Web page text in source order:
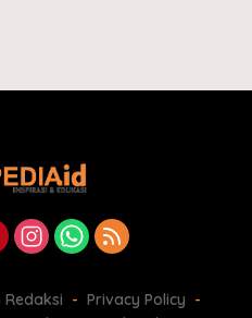
Privacy Policy